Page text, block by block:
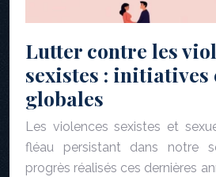
Lutter contre les
sexistes : initiatives
globales
Les violences sexistes et
fléau persistant dans notre
progrès réalisés ces dernières